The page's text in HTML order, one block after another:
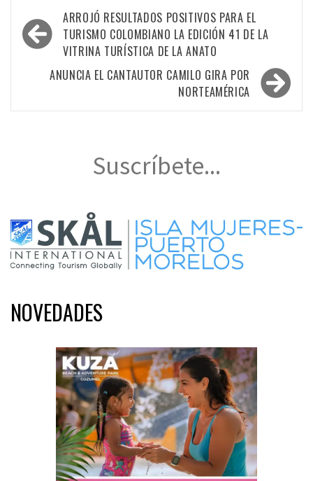
Navegación
de
entradas
ARROJÓ RESULTADOS POSITIVOS PARA EL
TURISMO COLOMBIANO LA EDICIÓN 41 DE LA
VITRINA TURÍSTICA DE LA ANATO
ANUNCIA EL CANTAUTOR CAMILO GIRA POR
NORTEAMÉRICA
Suscríbete...
NOVEDADES